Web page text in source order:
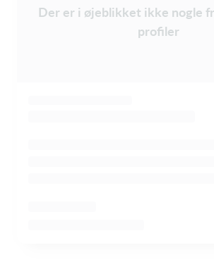
Der er i øjeblikket ikke nogle
profiler